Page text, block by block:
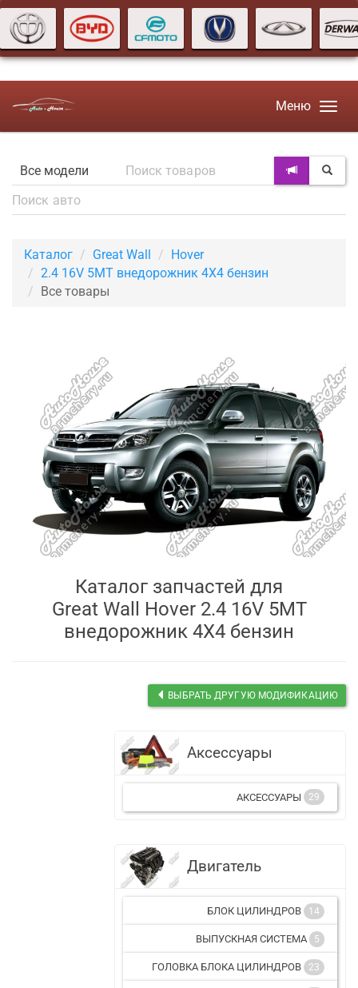
Меню
Каталог Great Wall
Hover
2.4 16V 5MT внедорожник 4X4 бензин
Все товары
Каталог запчастей для
Great Wall Hover 2.4 16V 5MT
внедорожник 4X4 бензин
ВЫБРАТЬ ДРУГУЮ МОДИФИКАЦИЮ
Аксессуары
АКСЕССУАРЫ 29
Двигатель
БЛОК ЦИЛИНДРОВ 14
ВЫПУСКНАЯ СИСТЕМА 5
ГОЛОВКА БЛОКА ЦИЛИНДРОВ 23